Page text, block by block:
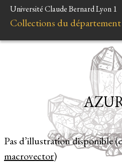
Université Claude Bernard Lyon 1
Collections du
Pas d’illustration disponible
macrovector)